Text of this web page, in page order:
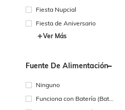
Fiesta Nupcial
Fiesta de Aniversario
Ver Más
Fuente De Alimentación
Ninguno
Funciona con Batería (Bate